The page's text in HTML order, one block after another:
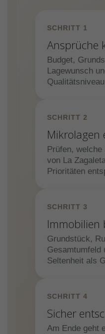
SCHRITT 1
Ansprüche
Budget,
Lagewunsch
SCHRITT 2
Mikrolagen
Prüfen, welche
von La
Prioritäten
SCHRITT 3
Immobilien
Grundstück,
Gesamtumfeld
Seltenheit als
SCHRITT 4
Sicher
Am Ende geht